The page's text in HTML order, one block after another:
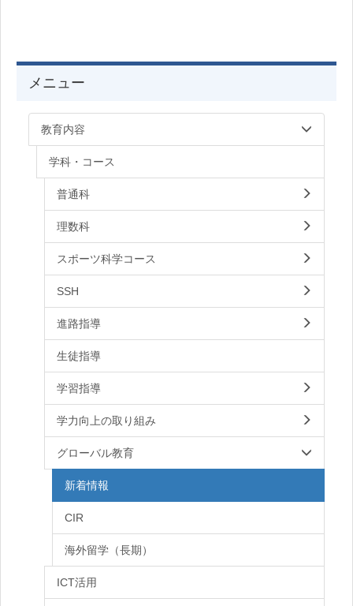
メニュー
教育内容
学科・コース
普通科
理数科
スポーツ科学コース
SSH
進路指導
生徒指導
学習指導
学力向上の取り組み
グローバル教育
新着情報
CIR
海外留学（長期）
ICT活用